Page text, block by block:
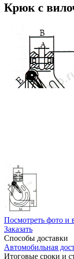
Крюк с
Посмотреть фото и
Заказать
Способы доставки
Автомобильная
Итоговые сроки и